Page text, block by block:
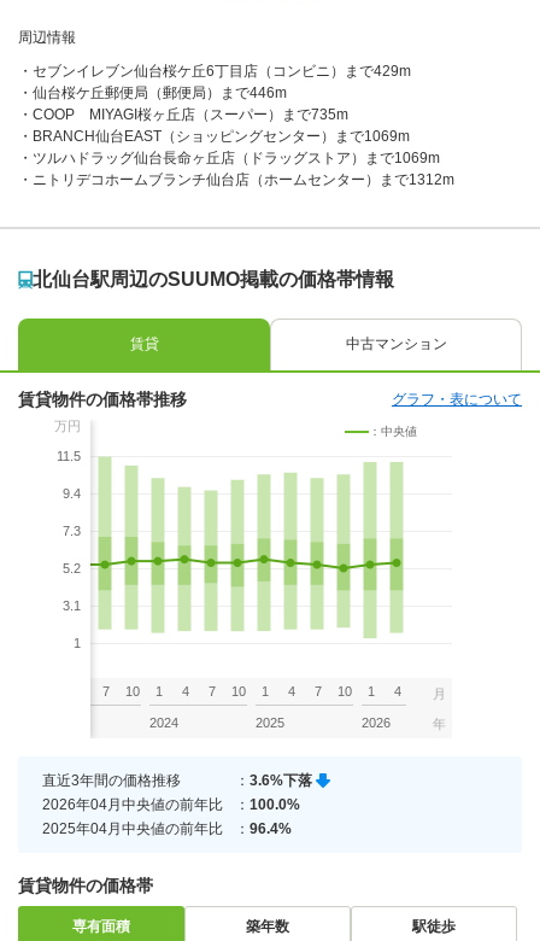
周辺情報
セブンイレブン仙台桜ケ丘6丁目店（コンビニ）まで429m
仙台桜ケ丘郵便局（郵便局）まで446m
COOP MIYAGI桜ヶ丘店（スーパー）まで735m
BRANCH仙台EAST（ショッピングセンター）まで1069m
ツルハドラッグ仙台長命ヶ丘店（ドラッグストア）まで1069m
ニトリデコホームブランチ仙台店（ホームセンター）まで1312m
北仙台駅周辺のSUUMO掲載の価格帯情報
賃貸 中古マンション
賃貸物件の価格帯推移 グラフ・表について
万円
11.5
9.4
7.3
5.2
3.1
1
：中央値
7 10 1 4 7 10
2024
1 4 7 10
2025
1 4
2026
月
年
直近3年間の価格推移 ： 3.6%下落
2026年04月中央値の前年比
： 100.0%
2025年04月中央値の前年比
： 96.4%
賃貸物件の価格帯
専有面積 築年数 駅徒歩